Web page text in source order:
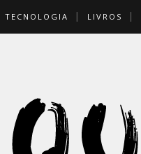
TECNOLOGIA LIVROS